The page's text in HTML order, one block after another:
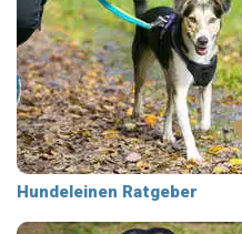
Hundeleinen Ratgeber